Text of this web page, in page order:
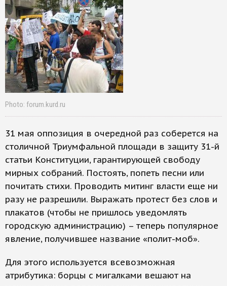
Photo: forum.kurd.ru
31 мая оппозиция в очередной раз соберется на
столичной Триумфальной площади в защиту 31-й
статьи Конституции, гарантирующей свободу
мирных собраний. Постоять, попеть песни или
почитать стихи. Проводить митинг власти еще ни
разу не разрешили. Выражать протест без слов и
плакатов (чтобы не пришлось уведомлять
городскую администрацию) – теперь популярное
явление, получившее название «полит-моб».
Для этого используется всевозможная
атрибутика: борцы с мигалками вешают на